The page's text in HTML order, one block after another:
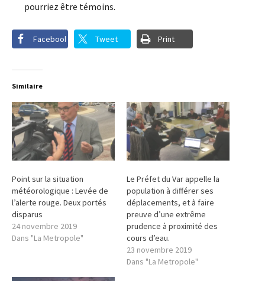
pourriez être témoins.
Facebook Tweet Print
Similaire
Point sur la situation
météorologique : Levée de
l’alerte rouge. Deux portés
disparus
24 novembre 2019
Dans "La Metropole"
Le Préfet du Var appelle la
population à différer ses
déplacements, et à faire
preuve d’une extrême
prudence à proximité des
cours d’eau.
23 novembre 2019
Dans "La Metropole"